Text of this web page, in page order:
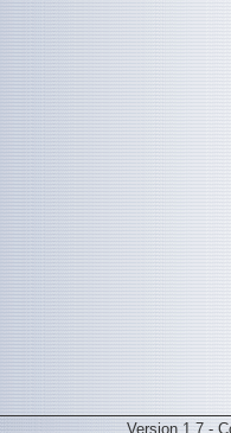
Version 1.7 -